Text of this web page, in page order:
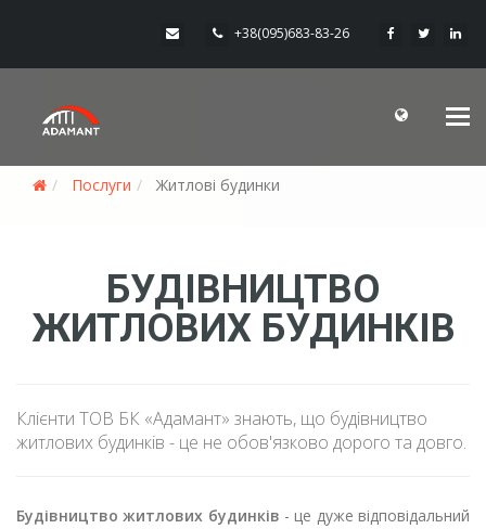
+38(095)683-83-26
Послуги Житлові будинки
БУДІВНИЦТВО
ЖИТЛОВИХ БУДИНКІВ
Клієнти ТОВ БК «Адамант» знають, що будівництво
житлових будинків - це не обов'язково дорого та довго.
Будівництво житлових будинків - це дуже відповідальний